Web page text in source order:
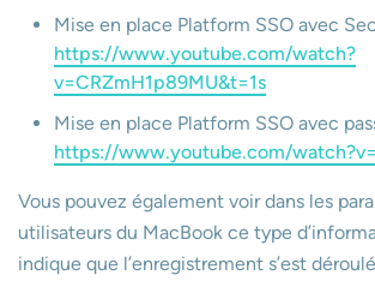
Mise en place Platform SSO avec
https://www.youtube.com/watch?
v=CRZmH1p89MU&t=1s
Mise en place Platform SSO avec
https://www.youtube.com/
Vous pouvez également voir dans les
utilisateurs du MacBook ce type
indique que l’enregistrement s’est